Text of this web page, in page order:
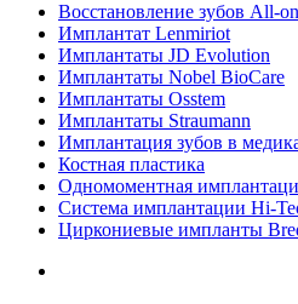
Восстановление зубов
Имплантат Lenmiriot
Имплантаты JD Evolution
Имплантаты Nobel BioСare
Имплантаты Osstem
Имплантаты Straumann
Имплантация зубов в
Костная пластика
Одномоментная
Система имплантации Hi-
Циркониевые импланты